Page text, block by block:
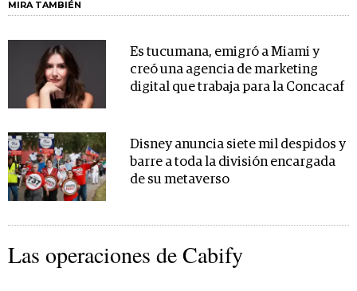
MIRA TAMBIÉN
Es tucumana, emigró a Miami y
creó una agencia de marketing
digital que trabaja para la Concacaf
Disney anuncia siete mil despidos y
barre a toda la división encargada
de su metaverso
Las operaciones de Cabify